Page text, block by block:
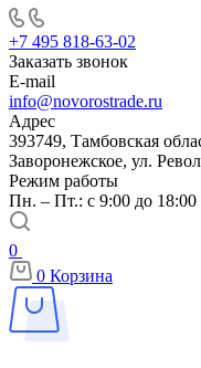
+7 495 818-63-02
Заказать звонок
E-mail
info@novorostrade.ru
Адрес
393749, Тамбовская
Заворонежское, ул.
Режим работы
Пн. – Пт.: с 9:00 до 18:00
0
0 Корзина